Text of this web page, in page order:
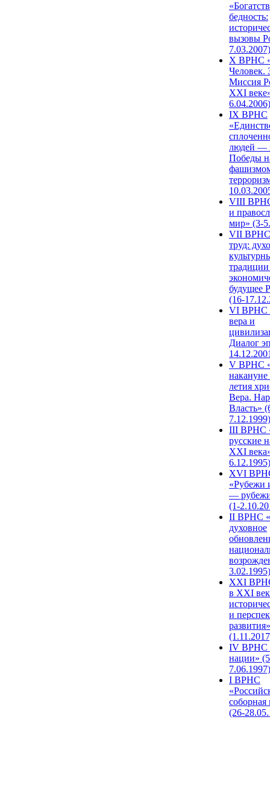
бедность:
вызовы
7.03.2007)
X ВРНС
Человек.
Миссия
XXI
6.04.2006)
IX ВРНС
людей —
Победы
VIII
и
мир» (3-
VII ВРНС
труд:
будущее
(16-
VI ВРНС
вера и
Диалог
V ВРНС
накануне
летия
Вера.
Власть»
7.12.1999)
III ВРНС
русские
XXI
6.12.1995)
XVI
«Рубежи
—
(1-
II ВРНС
духовное
3.02.1995)
XХI
в XXI
и
развития»
IV ВРНС
нации»
7.06.1997)
I ВРНС
(26-